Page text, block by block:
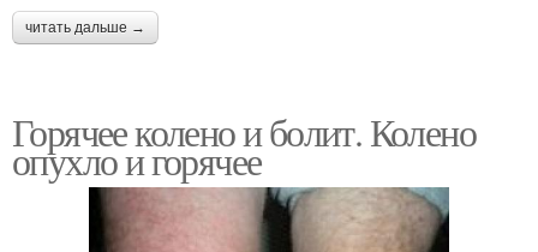
читать дальше →
Горячее колено и болит. Колено
опухло и горячее